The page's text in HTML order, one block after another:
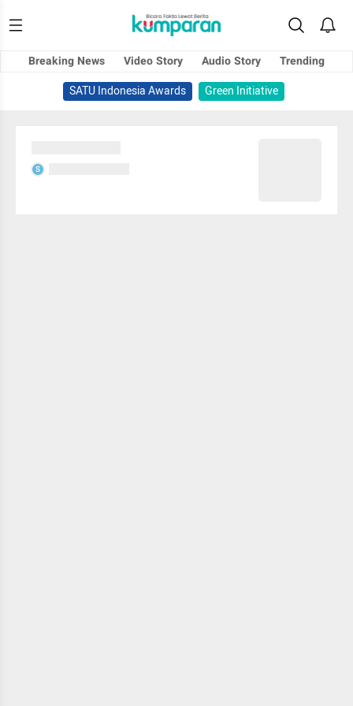
Breaking News Video Story Audio Story
Trending
SATU Indonesia Awards
Green Initiative
S